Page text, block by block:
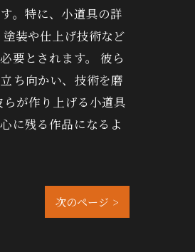
。特に、小道具の詳
装や仕上げ技術など
要とされます。 彼ら
ち向かい、技術を磨
が作り上げる小道具
に残る作品になるよ
次のページ >